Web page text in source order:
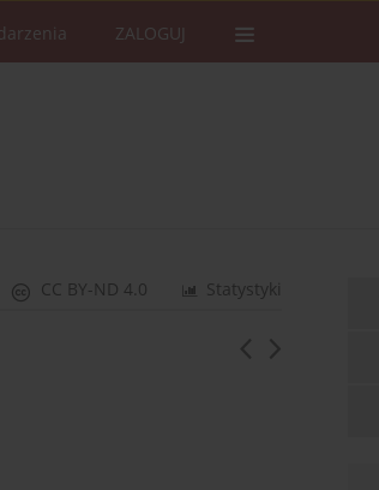
ZALOGUJ
Statystyki
CC BY-ND 4.0